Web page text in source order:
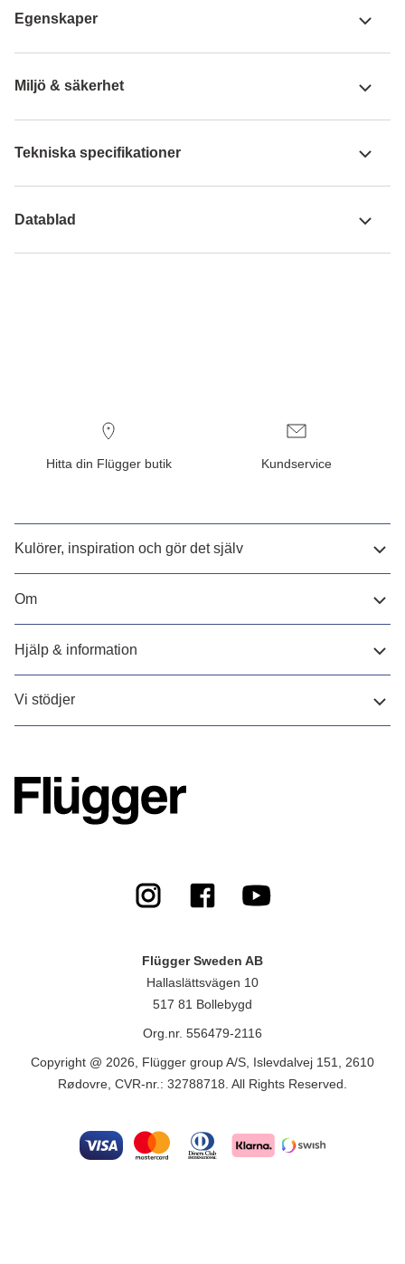
Egenskaper
Miljö & säkerhet
Tekniska specifikationer
Datablad
Hitta din Flügger butik Kundservice
Kulörer, inspiration och gör det själv
Om
Hjälp & information
Vi stödjer
Flügger Sweden AB
Hallaslättsvägen 10
517 81 Bollebygd
Org.nr. 556479-2116
Copyright @ 2026, Flügger group A/S, Islevdalvej 151, 2610
Rødovre, CVR-nr.: 32788718. All Rights Reserved.